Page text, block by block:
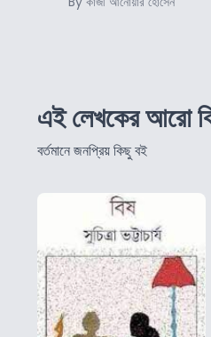
এই লেখকের আরো
বর্তমানে জনপ্রিয় কিছু বই